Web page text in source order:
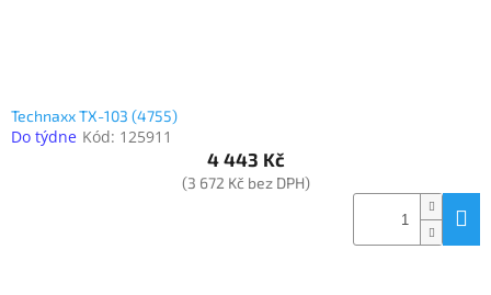
Technaxx TX-103 (4755)
Do týdne Kód: 125911
4 443 Kč
(3 672 Kč bez DPH)